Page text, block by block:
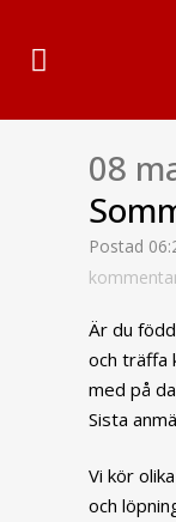
08
Postad
Är du
och träffa
med på
Sista
Vi kör
och